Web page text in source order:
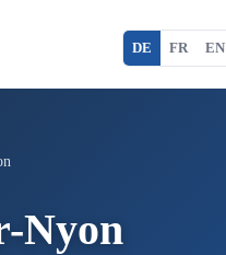
DE FR EN
Nyon